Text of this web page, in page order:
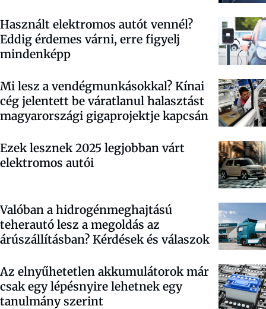
Használt elektromos autót vennél?
Eddig érdemes várni, erre figyelj
mindenképp
Mi lesz a vendégmunkásokkal? Kínai
cég jelentett be váratlanul halasztást
magyarországi gigaprojektje kapcsán
Ezek lesznek 2025 legjobban várt
elektromos autói
Valóban a hidrogénmeghajtású
teherautó lesz a megoldás az
árúszállításban? Kérdések és válaszok
Az elnyűhetetlen akkumulátorok már
csak egy lépésnyire lehetnek egy
tanulmány szerint